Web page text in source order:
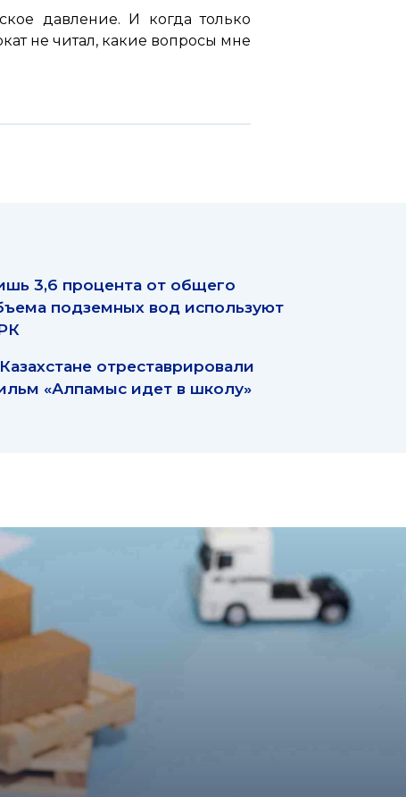
давление. И когда только
не читал, какие вопросы мне
3,6 процента от общего
подземных вод используют
отреставрировали
«Алпамыс идет в школу»